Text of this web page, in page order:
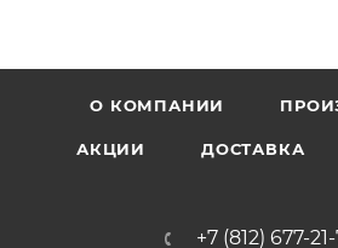
О КОМПАНИИ
АКЦИИ ДОСТАВКА
+7 (812) 677-